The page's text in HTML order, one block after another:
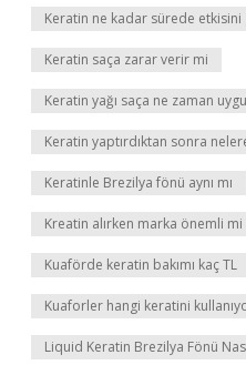
Keratin ne kadar sürede
Keratin saça zarar verir mi
Keratin yağı saça ne zaman
Keratin yaptırdıktan sonra
Keratinle Brezilya fönü aynı mı
Kreatin alırken marka önemli mi
Kuaförde keratin bakımı kaç TL
Kuaforler hangi keratini
Liquid Keratin Brezilya Fönü